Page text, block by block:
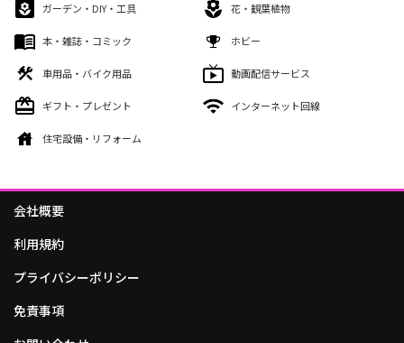
ガーデン・DIY・工具 花・観葉植物
本・雑誌・コミック ホビー
車用品・バイク用品 動画配信サービス
ギフト・プレゼント インターネット回線
住宅設備・リフォーム
会社概要
利用規約
プライバシーポリシー
免責事項